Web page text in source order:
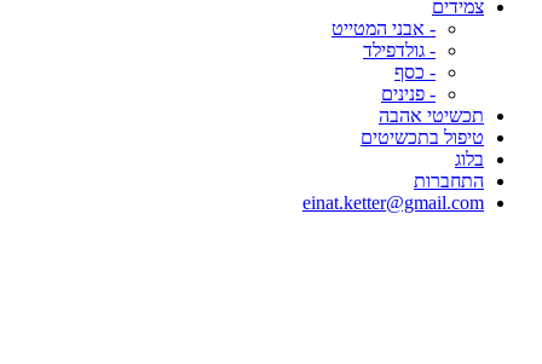
צמידים
- אבני המטייט
- גולדפילד
- כסף
- פנינים
תכשיטי אהבה
טיפול בתכשיטים
בלוג
התחברות
einat.ketter@gmail.com